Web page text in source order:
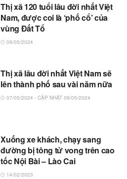
Thị xã 120 tuổi lâu đời nhất Việt
Nam, được coi là ‘phố cổ’ của
vùng Đất Tổ
09/05/2024
Thị xã lâu đời nhất Việt Nam sẽ
lên thành phố sau vài năm nữa
07/05/2024 - CẬP NHẬT 09/05/2024
Xuống xe khách, chạy sang
đường bị tông tử vong trên cao
tốc Nội Bài – Lào Cai
14/02/2023